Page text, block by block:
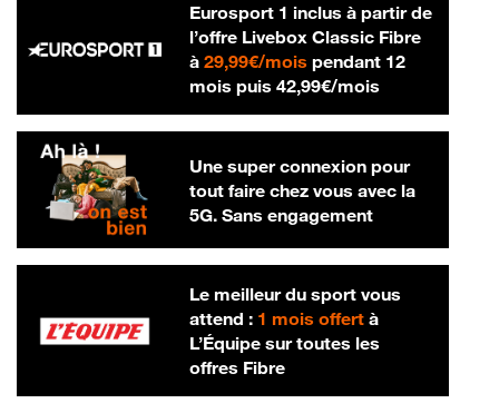
Eurosport 1 inclus à partir de
l’offre Livebox Classic Fibre
à 29,99€/mois29,99 € par mois
pendant 12
mois puis 42,99€/mois42,99 € par
Une super connexion pour
tout faire chez vous avec la
5G. Sans engagement
Le meilleur du sport vous
attend : 1 mois offertà
L’Équipe sur toutes les
offres Fibre